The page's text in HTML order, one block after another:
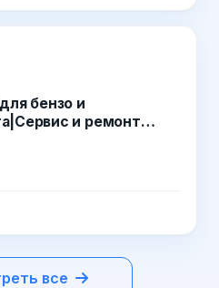
бензо и
и ремонт
все